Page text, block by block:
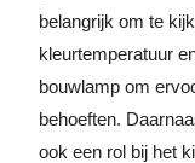
belangrijk om te
kleurtemperatuur
bouwlamp om
behoeften.
ook een rol bij het